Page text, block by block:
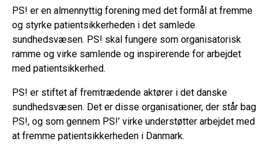
PS! er en almennyttig forening med det formål at fremme
og styrke patientsikkerheden i det samlede
sundhedsvæsen. PS! skal fungere som organisatorisk
ramme og virke samlende og inspirerende for arbejdet
med patientsikkerhed.
PS! er stiftet af fremtrædende aktører i det danske
sundhedsvæsen. Det er disse organisationer, der står bag
PS!, og som gennem PS!’ virke understøtter arbejdet med
at fremme patientsikkerheden i Danmark.